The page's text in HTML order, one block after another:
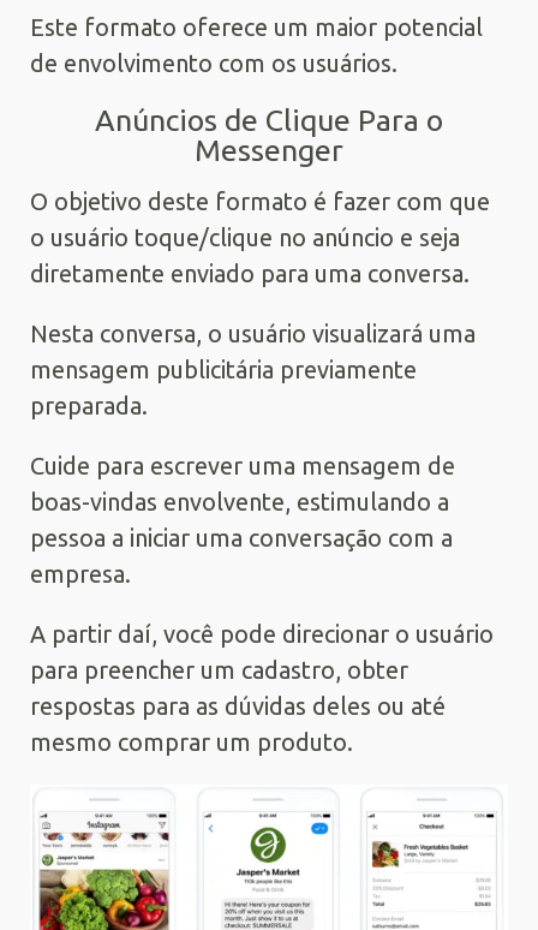
Este formato oferece um maior potencial
de envolvimento com os usuários.
Anúncios de Clique Para o
Messenger
O objetivo deste formato é fazer com que
o usuário toque/clique no anúncio e seja
diretamente enviado para uma conversa.
Nesta conversa, o usuário visualizará uma
mensagem publicitária previamente
preparada.
Cuide para escrever uma mensagem de
boas-vindas envolvente, estimulando a
pessoa a iniciar uma conversação com a
empresa.
A partir daí, você pode direcionar o usuário
para preencher um cadastro, obter
respostas para as dúvidas deles ou até
mesmo comprar um produto.